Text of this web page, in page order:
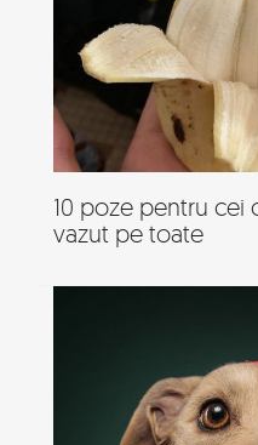
10 poze pentru cei
vazut pe toate